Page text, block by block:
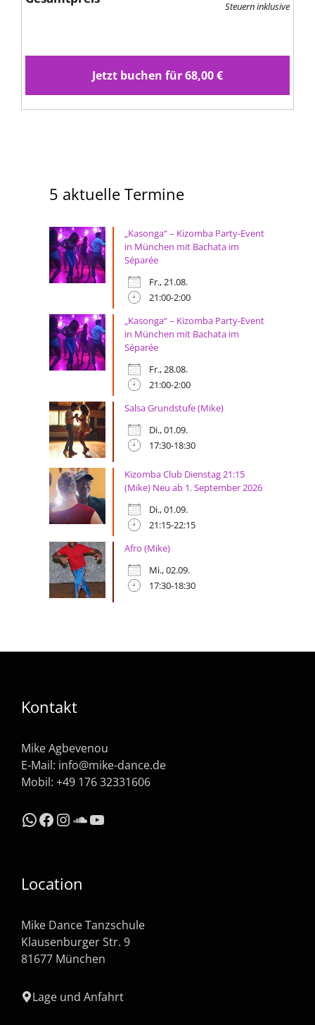
Steuern inklusive
5 aktuelle Termine
„Kasonga“ – Kizomba Party-Event
in München mit Bachata im
Séparée
Fr., 21.08.
21:00-2:00
„Kasonga“ – Kizomba Party-Event
in München mit Bachata im
Séparée
Fr., 28.08.
21:00-2:00
Salsa Grundstufe (Mike)
Di., 01.09.
17:30-18:30
Kizomba Club Dienstag 21:15
(Mike) Neu ab 1. September 2026
Di., 01.09.
21:15-22:15
Afro (Mike)
Mi., 02.09.
17:30-18:30
Kontakt
Mike Agbevenou
E-Mail: info@mike-dance.de
Mobil: +49 176 32331606
WhatsApp
Facebook
Instagram
SoundCloud
YouTube
Location
Mike Dance Tanzschule
Klausenburger Str. 9
81677 München
Lage und Anfahrt